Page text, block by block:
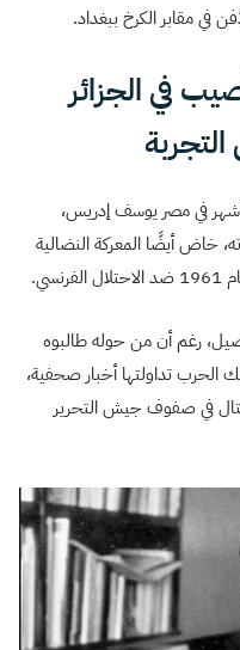
في الجزائر
في مصر يوسف إدريس،
خاض أيضًا المعركة النضالية
رغم أن من حوله طالبوه
الحرب تداولتها أخبار صحفية،
في صفوف جيش التحرير